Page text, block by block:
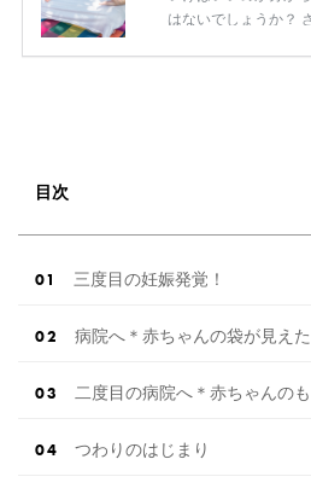
はないでしょうか？
なのは 正し […]続き
目次
三度目の妊娠発覚！
病院へ＊赤ちゃんの袋が見えた
二度目の病院へ＊赤ちゃんの
つわりのはじまり